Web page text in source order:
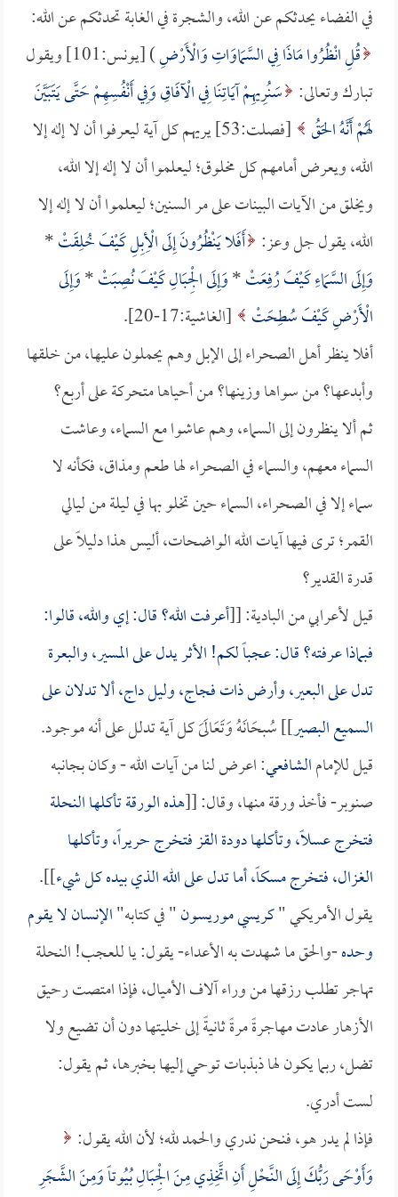
في الفضاء يحدثكم عن الله، والشجرة في الغابة تحدثكم عن الله:
قُلِ انْظُرُوا مَاذَا فِي السَّمَاوَاتِ وَالْأَرْضِ
) [يونس:101] ويقول
تبارك وتعالى: سَنُرِيهِمْ آيَاتِنَا فِي الْآفَاقِ وَفِي أَنْفُسِهِمْ حَتَّى يَتَبَيَّنَ
لَهُمْ أَنَّهُ الحَقُ
[فصلت:53] يريهم كل آية ليعرفوا أن لا إله إلا
الله، ويعرض أمامهم كل مخلوق؛ ليعلموا أن لا إله إلا الله،
ويخلق من الآيات البينات على مر السنين؛ ليعلموا أن لا إله إلا
الله، يقول جل وعز: أَفَلا يَنْظُرُونَ إِلَى الْأِبِلِ كَيْفَ خُلِقَتْ*
وَإِلَى السَّمَاءِ كَيْفَ رُفِعَتْ*وَإِلَى الْجِبَالِ كَيْفَ نُصِبَتْ*وَإِلَى
الْأَرْضِ كَيْفَ سُطِحَتْ
[الغاشية:17-20].
أفلا ينظر أهل الصحراء إلى الإبل وهم يحملون عليها، من خلقها
وأبدعها؟ من سواها وزينها؟ من أحياها متحركة على أربع؟
ثم ألا ينظرون إلى السماء، وهم عاشوا مع السماء، وعاشت
السماء معهم، والسماء في الصحراء لها طعم ومذاق، فكأنه لا
سماء إلا في الصحراء، السماء حين تخلو بها في ليلة من ليالي
القمر؛ ترى فيها آيات الله الواضحات، أليس هذا دليلاً على
قدرة القدير؟
قيل لأعرابي من البادية: [[أعرفت الله؟ قال: إي والله، قالوا:
فبماذا عرفته؟ قال: عجباً لكم! الأثر يدل على المسير، والبعرة
تدل على البعير، وأرض ذات فجاج، وليل داج، ألا تدلان على
السميع البصير]] سُبحَانَهُ وَتَعَالَىَ كل آية تدلل على أنه موجود.
قيل للإمامالشافعي: اعرض لنا من آيات الله - وكان بجانبه
صنوبر- فأخذ ورقة منها، وقال: [[هذه الورقة تأكلها النحلة
فتخرج عسلاً، وتأكلها دودة القز فتخرج حريراً، وتأكلها
الغزال، فتخرج مسكاً، أما تدل على الله الذي بيده كل شيء]].
يقول الأمريكي "كريسي موريسون" في كتابه"الإنسان لا يقوم
وحده-والحق ما شهدت به الأعداء- يقول: يا للعجب! النحلة
تهاجر تطلب رزقها من وراء آلاف الأميال، فإذا امتصت رحيق
الأزهار عادت مهاجرةً مرةً ثانيةً إلى خليتها دون أن تضيع ولا
تضل، ربما يكون لها ذبذبات توحي إليها بخبرها، ثم يقول:
لست أدري.
فإذا لم يدر هو، فنحن ندري والحمد لله؛ لأن الله يقول:
وَأَوْحَى رَبُّكَ إِلَى النَّحْلِ أَنِ اتَّخِذِي مِنَ الْجِبَالِ بُيُوتاً وَمِنَ الشَّجَرِ